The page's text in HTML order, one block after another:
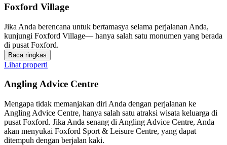
Foxford Village
Jika Anda berencana untuk bertamasya selama perjalanan Anda,
kunjungi Foxford Village— hanya salah satu monumen yang berada
di pusat Foxford.
Baca ringkas
Lihat properti
Angling Advice Centre
Mengapa tidak memanjakan diri Anda dengan perjalanan ke
Angling Advice Centre, hanya salah satu atraksi wisata keluarga di
pusat Foxford. Jika Anda senang di Angling Advice Centre, Anda
akan menyukai Foxford Sport & Leisure Centre, yang dapat
ditempuh dengan berjalan kaki.